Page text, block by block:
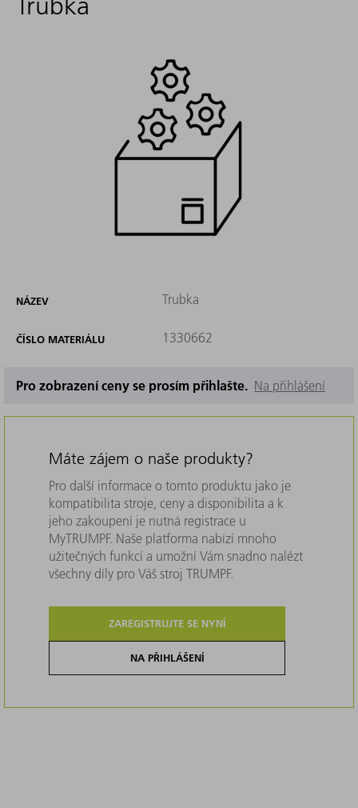
NÁZEV Trubka
ČÍSLO MATERIÁLU 1330662
Pro zobrazení ceny se prosím přihlašte. Na přihlášení
Máte zájem o naše produkty?
Pro další informace o tomto produktu jako je
kompatibilita stroje, ceny a disponibilita a k
jeho zakoupení je nutná registrace u
MyTRUMPF. Naše platforma nabízí mnoho
užitečných funkcí a umožní Vám snadno nalézt
všechny díly pro Váš stroj TRUMPF.
ZAREGISTRUJTE SE NYNÍ
NA PŘIHLÁŠENÍ